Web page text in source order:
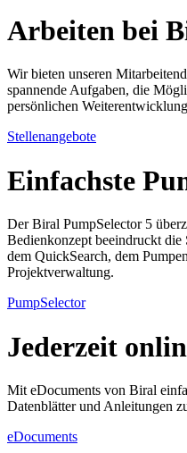
Arbeiten bei
Wir bieten unseren
spannende Aufgaben, die
persönlichen
Stellenangebote
Einfachste
Der Biral PumpSelector 5
Bedienkonzept beeindruckt
dem QuickSearch, dem
Projektverwaltung.
PumpSelector
Jederzeit
Mit eDocuments von Biral
Datenblätter und Anleitungen
eDocuments